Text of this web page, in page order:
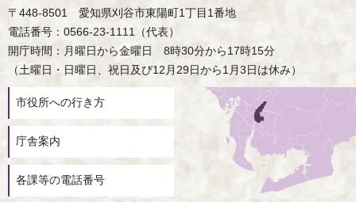
〒448-8501 愛知県刈谷市東陽町1丁目1番地
電話番号：0566-23-1111（代表）
開庁時間：月曜日から金曜日 8時30分から17時15分
（土曜日・日曜日、祝日及び12月29日から1月3日は休み）
市役所への行き方
庁舎案内
各課等の電話番号